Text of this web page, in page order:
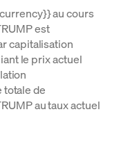
au cours
est
capitalisation
le prix actuel
totale de
au taux actuel